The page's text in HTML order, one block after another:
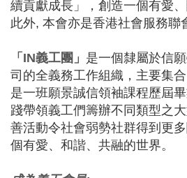
續貢獻成長」，創造一個有愛、
此外, 本會亦是香港社會服務聯
「IN義工團」 是一個隸屬於信
司的全義務工作組織，主要集
是一班願景誠信領袖課程歷屆
踐帶領義工們籌辦不同類型之
善活動令社會弱勢社群得到更
個有愛、和諧、共融的世界。